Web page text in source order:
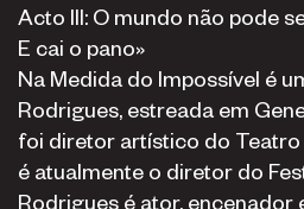
Acto III: O mundo não pode
E cai o pano»
Na Medida do Impossível é
Rodrigues, estreada em
foi diretor artístico do Teatro
é atualmente o diretor do
Rodrigues é ator, encenador